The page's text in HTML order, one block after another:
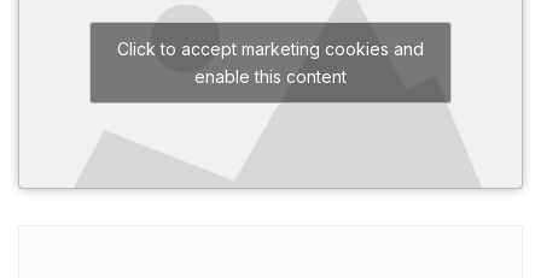
Click to accept marketing cookies and
enable this content